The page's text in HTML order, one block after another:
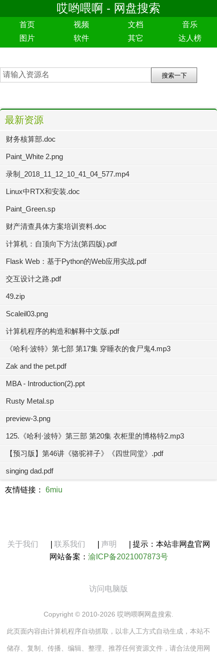
哎哟喂啊 - 网盘搜索
首页 视频 文档
音乐
图片
软件 其它 达人榜
最新资源
财务核算部.doc
Paint_White 2.png
录制_2018_11_12_10_41_04_577.mp4
Linux中RTX和安装.doc
Paint_Green.sp
财产清查具体方案培训资料.doc
计算机：自顶向下方法(第四版).pdf
Flask Web：基于Python的Web应用实战.pdf
交互设计之路.pdf
49.zip
Scaleil03.png
计算机程序的构造和解释中文版.pdf
《哈利·波特》第七部 第17集 穿睡衣的食尸鬼4.mp3
Zak and the pet.pdf
MBA - Introduction(2).ppt
Rusty Metal.sp
preview-3.png
125.《哈利·波特》第三部 第20集 衣柜里的博格特2.mp3
【预习版】第46讲《骆驼祥子》《四世同堂》.pdf
singing dad.pdf
友情链接： 6miu
关于我们 联系我们 声明
提示：本站非网盘官网
网站备案： 渝ICP备2021007873号
访问电脑版
Copyright © 2010-2026 哎哟喂啊网盘搜索.
此页面内容由计算机程序自动抓取，以非人工方式自动生成，本站不
储存、复制、传播、编辑、整理、推荐任何资源文件，请合法使用网